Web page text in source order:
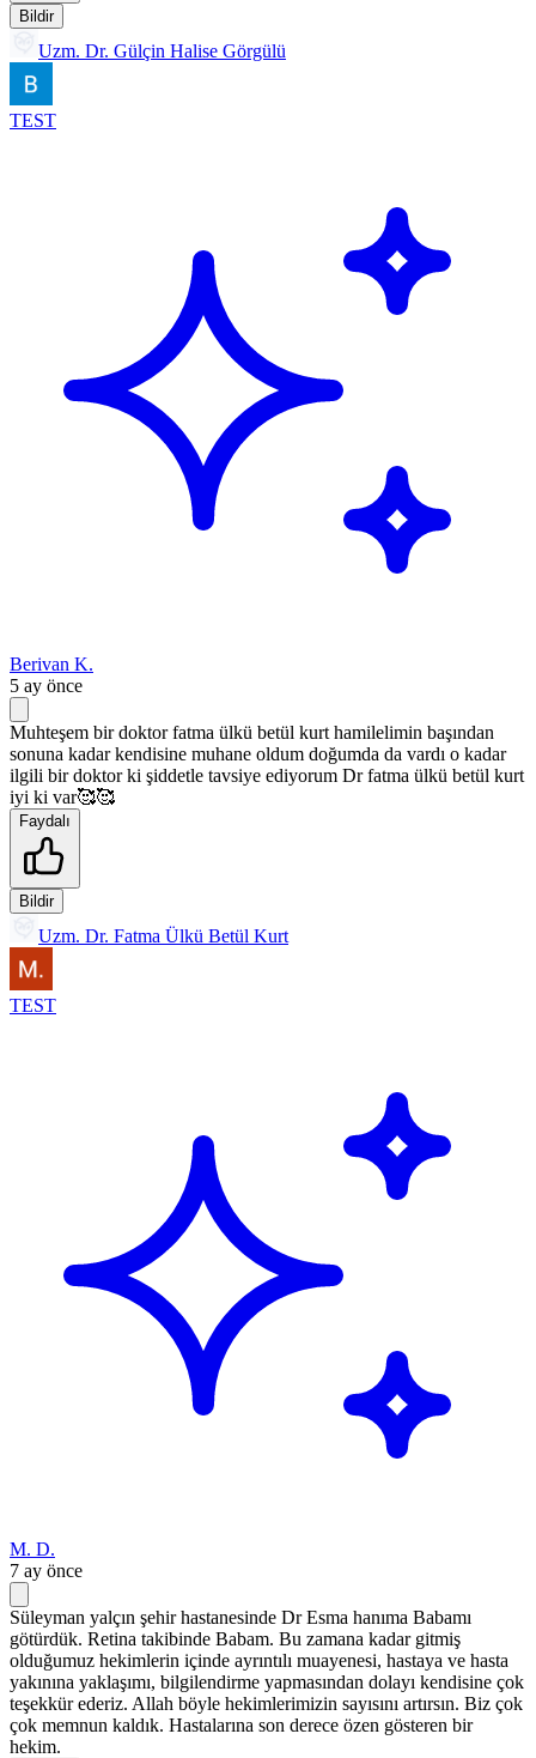
Bildir
Uzm. Dr. Gülçin Halise Görgülü
TEST
Berivan K.
5 ay önce
Muhteşem bir doktor fatma ülkü betül kurt hamilelimin başından
sonuna kadar kendisine muhane oldum doğumda da vardı o kadar
ilgili bir doktor ki şiddetle tavsiye ediyorum Dr fatma ülkü betül kurt
iyi ki var🥰🥰
Faydalı
Bildir
Uzm. Dr. Fatma Ülkü Betül Kurt
TEST
M. D.
7 ay önce
Süleyman yalçın şehir hastanesinde Dr Esma hanıma Babamı
götürdük. Retina takibinde Babam. Bu zamana kadar gitmiş
olduğumuz hekimlerin içinde ayrıntılı muayenesi, hastaya ve hasta
yakınına yaklaşımı, bilgilendirme yapmasından dolayı kendisine çok
teşekkür ederiz. Allah böyle hekimlerimizin sayısını artırsın. Biz çok
çok memnun kaldık. Hastalarına son derece özen gösteren bir
hekim.